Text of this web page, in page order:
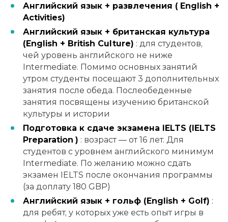
Английский язык + развлечения ( English +
Activities)
Английский язык + британская культура
(English + British Culture) : для студентов,
чей уровень английского не ниже
Intermediate. Помимо основных занятий
утром студенты посещают 3 дополнительных
занятия после обеда. Послеобеденные
занятия посвящены изучению британской
культуры и истории
Подготовка к сдаче экзамена IELTS (IELTS
Preparation ) : возраст — от 16 лет. Для
студентов с уровнем английского минимум
Intermediate. По желанию можно сдать
экзамен IELTS после окончания программы
(за доплату 180 GBP)
Английский язык + гольф (English + Golf) :
для ребят, у которых уже есть опыт игры в